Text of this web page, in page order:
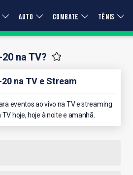
AUTO COMBATE TÊNIS
na TV?
na TV e Stream
eventos ao vivo na TV e streaming
hoje, hoje à noite e amanhã.